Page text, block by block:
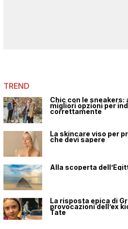
TREND
Chic con le sneakers:
migliori opzioni per
correttamente
La skincare viso per
che devi sapere
Alla scoperta
La risposta epica di
provocazioni dell’ex
Tate